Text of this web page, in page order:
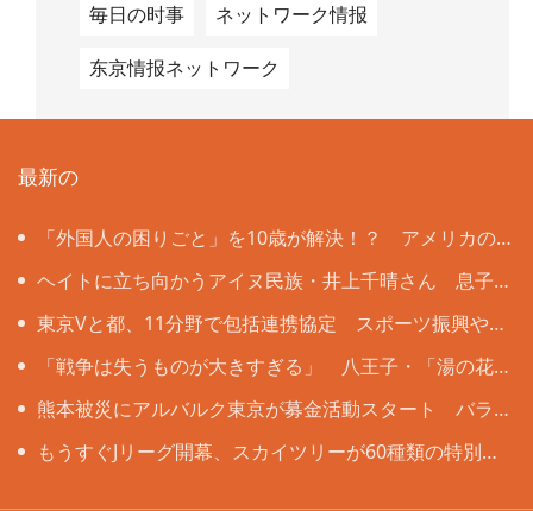
毎日の时事 ネットワーク情报
东京情报ネットワーク
最新の
「外国人の困りごと」を10歳が解決！？ アメリカの
名門大教授も注目する大田区立北糀谷小の挑戦
ヘイトに立ち向かうアイヌ民族・井上千晴さん 息子
誕生で変化「うそをついているような感覚」にさいなま
れ
東京Vと都、11分野で包括連携協定 スポーツ振興や健
康増進などで
「戦争は失うものが大きすぎる」 八王子・「湯の花
トンネル」列車銃撃の遺族と向き合った13歳の思い
熊本被災にアルバルク東京が募金活動スタート バラ
ンスキー「無関心ではいられない」
もうすぐJリーグ開幕、スカイツリーが60種類の特別ラ